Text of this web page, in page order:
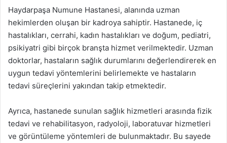
Haydarpaşa Numune Hastanesi, alanında uzman
hekimlerden oluşan bir kadroya sahiptir. Hastanede, iç
hastalıkları, cerrahi, kadın hastalıkları ve doğum, pediatri,
psikiyatri gibi birçok branşta hizmet verilmektedir. Uzman
doktorlar, hastaların sağlık durumlarını değerlendirerek en
uygun tedavi yöntemlerini belirlemekte ve hastaların
tedavi süreçlerini yakından takip etmektedir.
Ayrıca, hastanede sunulan sağlık hizmetleri arasında fizik
tedavi ve rehabilitasyon, radyoloji, laboratuvar hizmetleri
ve görüntüleme yöntemleri de bulunmaktadır. Bu sayede